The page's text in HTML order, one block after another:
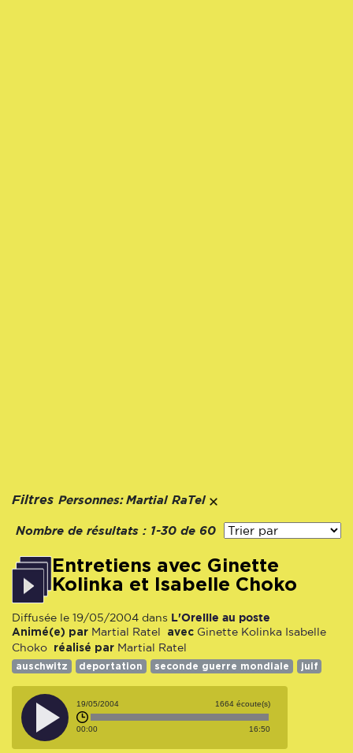
Filtres Personnes: Martial RaTel
Nombre de résultats : 1-30 de 60
Entretiens avec Ginette
Kolinka et Isabelle Choko
Diffusée le 19/05/2004 dans L'Oreille au poste
Animé(e) par Martial Ratel avec Ginette Kolinka Isabelle
Choko
réalisé par Martial Ratel
auschwitz deportation seconde guerre mondiale juif
19/05/2004 1664 écoute(s)
00:00 16:50